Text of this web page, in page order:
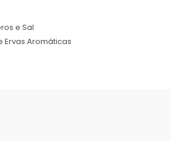
e Sal
Ervas Aromáticas